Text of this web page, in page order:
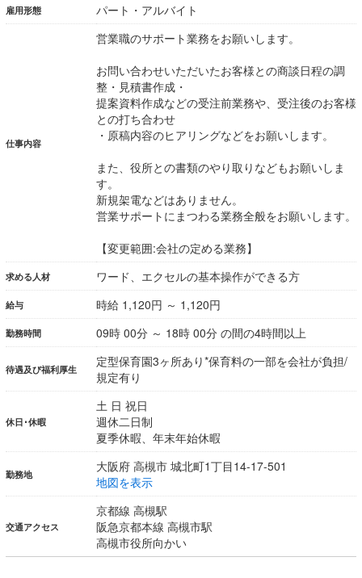
雇用形態 パート・アルバイト
仕事内容
営業職のサポート業務をお願いします。
お問い合わせいただいたお客様との商談日程の調
整・見積書作成・
提案資料作成などの受注前業務や、受注後のお客様
との打ち合わせ
・原稿内容のヒアリングなどをお願いします。
また、役所との書類のやり取りなどもお願いしま
す。
新規架電などはありません。
営業サポートにまつわる業務全般をお願いします。
【変更範囲:会社の定める業務】
求める人材 ワード、エクセルの基本操作ができる方
給与 時給 1,120円 ～ 1,120円
勤務時間 09時 00分 ～ 18時 00分 の間の4時間以上
待遇及び福利厚生
定型保育園3ヶ所あり*保育料の一部を会社が負担/
規定有り
休日･休暇
土 日 祝日
週休二日制
夏季休暇、年末年始休暇
勤務地
大阪府 高槻市 城北町1丁目14-17-501
地図を表示
交通アクセス
京都線 高槻駅
阪急京都本線 高槻市駅
高槻市役所向かい